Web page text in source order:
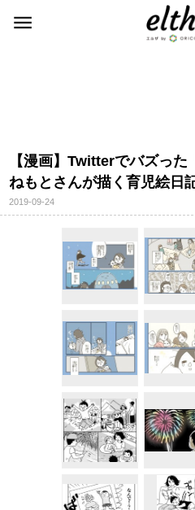
【漫画】Twitterでバズっ
ねもとさんが描く育児絵日
2019-09-24